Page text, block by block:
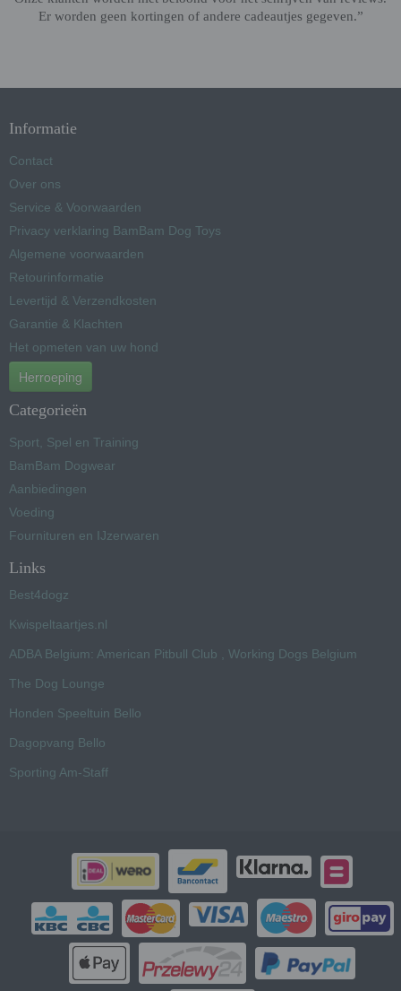
Er worden geen kortingen of andere cadeautjes gegeven.”
Informatie
Contact
Over ons
Service & Voorwaarden
Privacy verklaring BamBam Dog Toys
Algemene voorwaarden
Retourinformatie
Levertijd & Verzendkosten
Garantie & Klachten
Het opmeten van uw hond
Herroeping
Categorieën
Sport, Spel en Training
BamBam Dogwear
Aanbiedingen
Voeding
Fournituren en IJzerwaren
Links
Best4dogz
Kwispeltaartjes.nl
ADBA Belgium: American Pitbull Club , Working Dogs Belgium
The Dog Lounge
Honden Speeltuin Bello
Dagopvang Bello
Sporting Am-Staff